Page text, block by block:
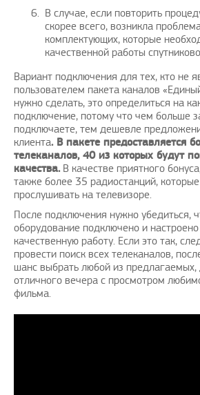
В случае, если повторить
скорее всего, возникла
комплектующих, которые
качественной работы
Вариант подключения для тех, кто не
пользователем пакета каналов
нужно сделать, это определиться на
подключение, потому что чем больше
подключаете, тем дешевле
клиента. В пакете предоставляется
телеканалов, 40 из которых будут
качества.В качестве приятного
также более 35 радиостанций,
прослушивать на телевизоре.
После подключения нужно убедиться,
оборудование подключено и
качественную работу. Если это так,
провести поиск всех телеканалов,
шанс выбрать любой из
отличного вечера с просмотром
фильма.